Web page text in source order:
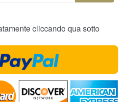
cliccando qua sotto